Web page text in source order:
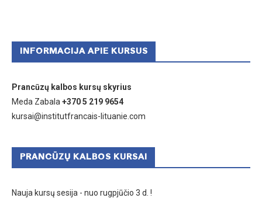
INFORMACIJA APIE KURSUS
Prancūzų kalbos kursų skyrius
Meda Zabala +370 5 219 9654
kursai@institutfrancais-lituanie.com
PRANCŪZŲ KALBOS KURSAI
Nauja kursų sesija - nuo rugpjūčio 3 d. !